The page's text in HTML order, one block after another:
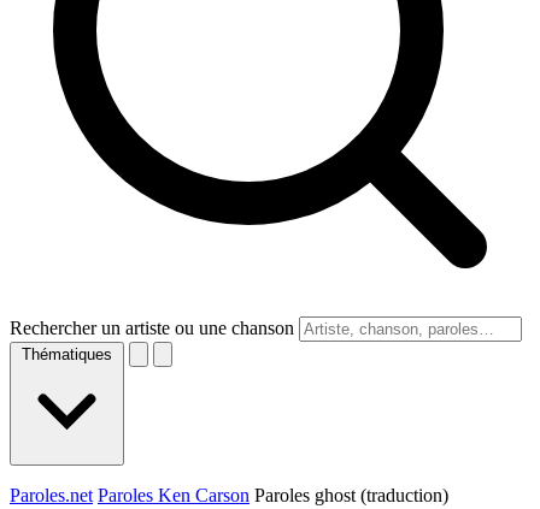
Rechercher un artiste ou une chanson
Thématiques
Paroles.net Paroles Ken Carson Paroles ghost (traduction)